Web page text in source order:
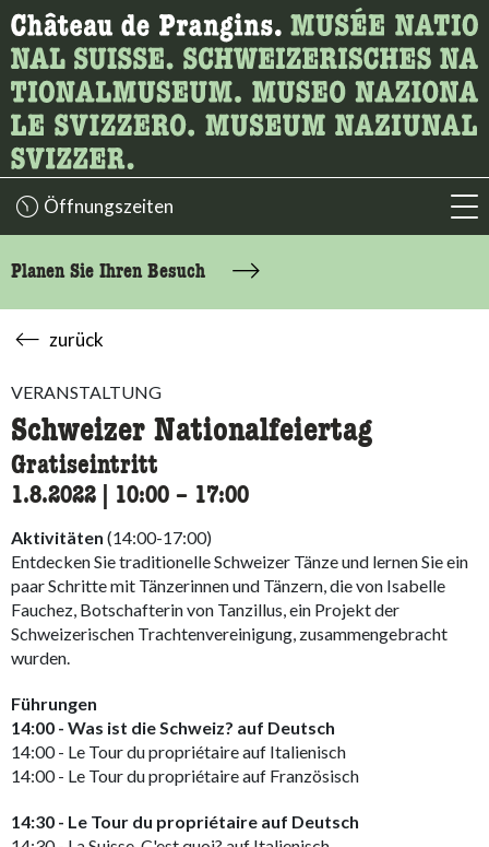
Wonach suchen Sie?
Hier können Sie nach Inhalten der Seite suchen.
Öffnungszeiten
Planen Sie Ihren Besuch
zurück
VERANSTALTUNG
Schweizer Nationalfeiertag
Gratiseintritt
1.8.2022 10:00 accessibility.time_to
– 17:00
Aktivitäten (14:00-17:00)
Entdecken Sie traditionelle Schweizer Tänze und lernen Sie ein
paar Schritte mit Tänzerinnen und Tänzern, die von Isabelle
Fauchez, Botschafterin von Tanzillus, ein Projekt der
Schweizerischen Trachtenvereinigung, zusammengebracht
wurden.
Führungen
14:00 - Was ist die Schweiz? auf Deutsch
14:00 - Le Tour du propriétaire auf Italienisch
14:00 - Le Tour du propriétaire auf Französisch
14:30 - Le Tour du propriétaire auf Deutsch